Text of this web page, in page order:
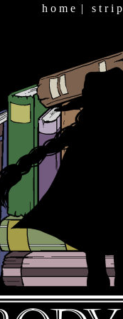
h o m e | s t r i p